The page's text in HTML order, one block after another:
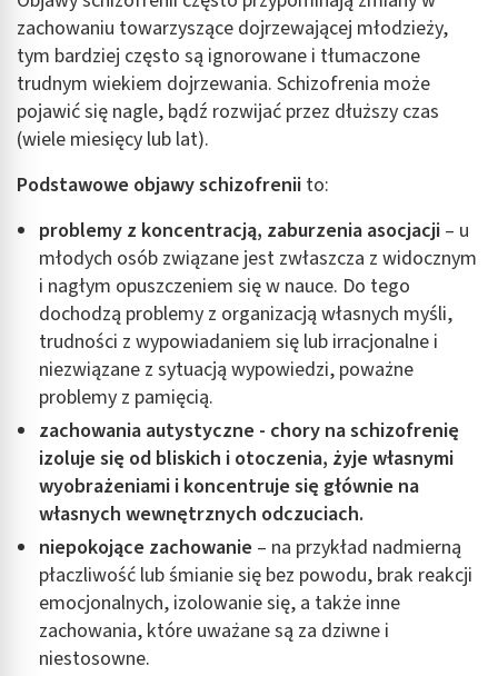
zachowaniu towarzyszące dojrzewającej młodzieży,
tym bardziej często są ignorowane i tłumaczone
trudnym wiekiem dojrzewania. Schizofrenia może
pojawić się nagle, bądź rozwijać przez dłuższy czas
(wiele miesięcy lub lat).
Podstawowe objawy schizofrenii to:
problemy z koncentracją, zaburzenia asocjacji – u
młodych osób związane jest zwłaszcza z widocznym
i nagłym opuszczeniem się w nauce. Do tego
dochodzą problemy z organizacją własnych myśli,
trudności z wypowiadaniem się lub irracjonalne i
niezwiązane z sytuacją wypowiedzi, poważne
problemy z pamięcią.
zachowania autystyczne - chory na schizofrenię
izoluje się od bliskich i otoczenia, żyje własnymi
wyobrażeniami i koncentruje się głównie na
własnych wewnętrznych odczuciach.
niepokojące zachowanie – na przykład nadmierną
płaczliwość lub śmianie się bez powodu, brak reakcji
emocjonalnych, izolowanie się, a także inne
zachowania, które uważane są za dziwne i
niestosowne.